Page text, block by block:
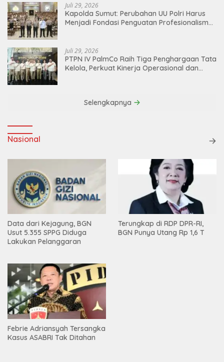
Juli 29, 2026
Kapolda Sumut: Perubahan UU Polri Harus
Menjadi Fondasi Penguatan Profesionalisme
Juli 29, 2026
PTPN IV PalmCo Raih Tiga Penghargaan Tata
Kelola, Perkuat Kinerja Operasional dan
Selengkapnya
Nasional
Data dari Kejagung, BGN
Usut 5.355 SPPG Diduga
Lakukan Pelanggaran
Terungkap di RDP DPR-RI,
BGN Punya Utang Rp 1,6 T
Febrie Adriansyah Tersangka
Kasus ASABRI Tak Ditahan